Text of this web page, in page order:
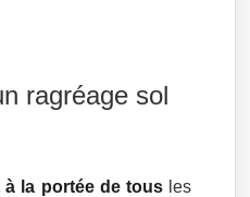
ragréage sol
à la portée de tousles